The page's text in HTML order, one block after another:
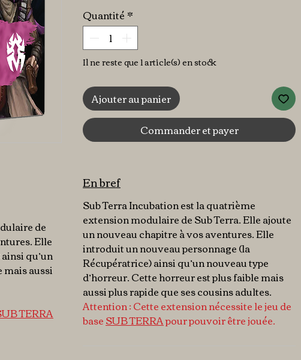
de
Elle
qu’un
aussi
TERRA
Quantité *
Il ne reste que 1 article(s) en stock
Ajouter au panier
Commander et payer
En bref
Sub Terra Incubation est la quatrième
extension modulaire deSub Terra. Elle ajoute
un nouveau chapitre à vos aventures. Elle
introduit un nouveau personnage(la
Récupératrice)ainsi qu’un nouveau type
d’horreur. Cette horreur est plus faible mais
aussi plus rapide que ses cousins ​​adultes.
Attention : Cette extension nécessite le jeu de
baseSUB TERRApour pouvoir être jouée.